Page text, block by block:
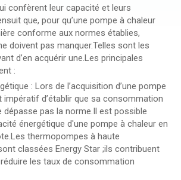
confèrent leur capacité et leurs
que, pour qu’une pompe à chaleur
conforme aux normes établies,
doivent pas manquer.Telles sont les
d’en acquérir une.Les principales
:
: Lors de l’acquisition d’une pompe
impératif d’établir que sa consommation
dépasse pas la norme.Il est possible
énergétique d'une pompe à chaleur en
thermopompes à haute
classées Energy Star ;ils contribuent
les taux de consommation